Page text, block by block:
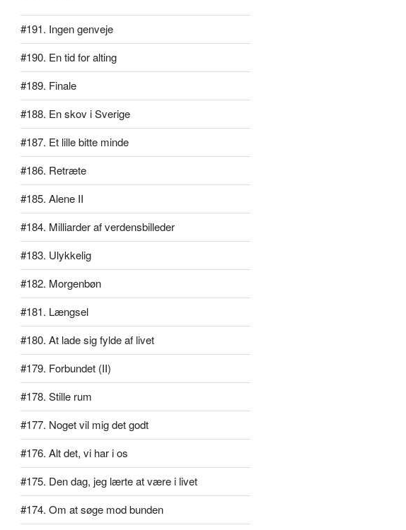
#191. Ingen genveje
#190. En tid for alting
#189. Finale
#188. En skov i Sverige
#187. Et lille bitte minde
#186. Retræte
#185. Alene II
#184. Milliarder af verdensbilleder
#183. Ulykkelig
#182. Morgenbøn
#181. Længsel
#180. At lade sig fylde af livet
#179. Forbundet (II)
#178. Stille rum
#177. Noget vil mig det godt
#176. Alt det, vi har i os
#175. Den dag, jeg lærte at være i livet
#174. Om at søge mod bunden